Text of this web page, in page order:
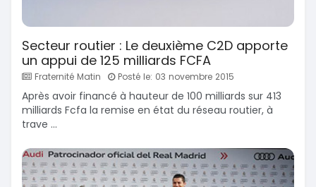
Secteur routier : Le deuxième C2D apporte
un appui de 125 milliards FCFA
Fraternité Matin Posté le: 03 novembre 2015
Après avoir financé à hauteur de 100 milliards sur 413
milliards Fcfa la remise en état du réseau routier, à
trave ...